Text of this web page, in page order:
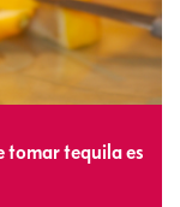
tomar tequila es